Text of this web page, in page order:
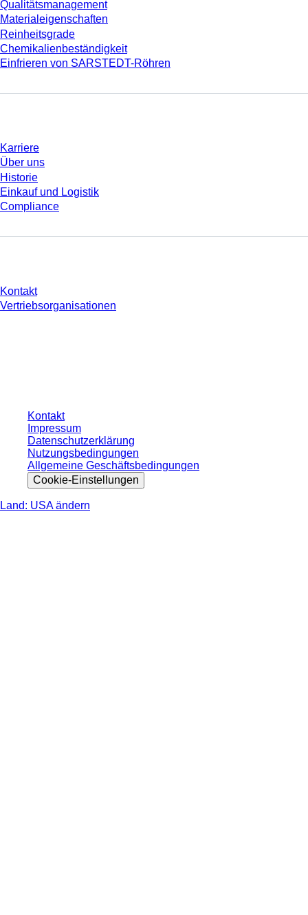
Qualitätsmanagement
Materialeigenschaften
Reinheitsgrade
Chemikalienbeständigkeit
Einfrieren von SARSTEDT-Röhren
Karriere
Über uns
Historie
Einkauf und Logistik
Compliance
Kontakt
Vertriebsorganisationen
Kontakt
Impressum
Datenschutzerklärung
Nutzungsbedingungen
Allgemeine Geschäftsbedingungen
Cookie-Einstellungen
Land: USA ändern